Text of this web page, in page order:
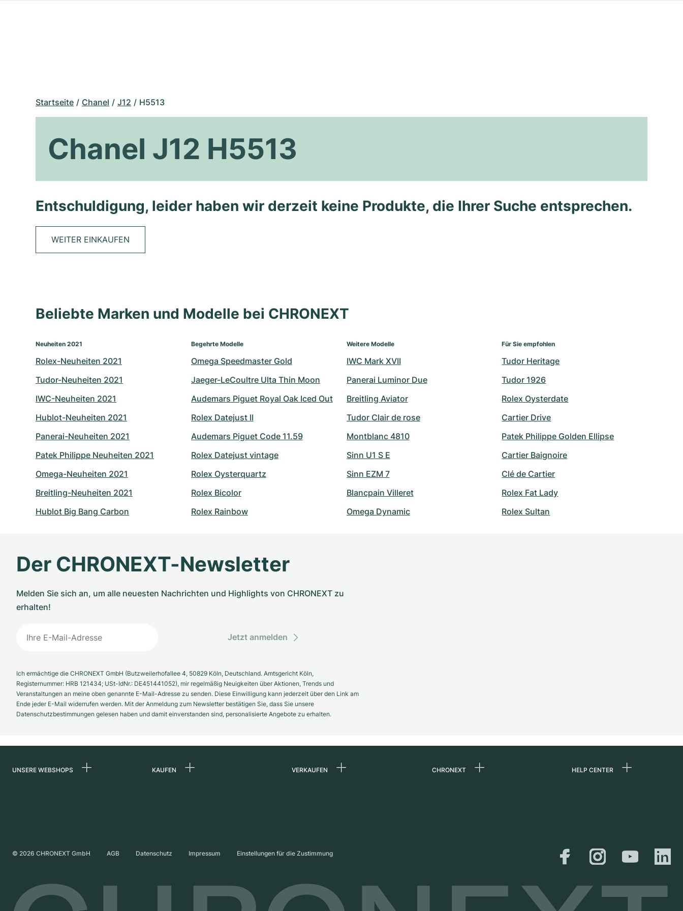
Startseite Chanel J12 H5513
Chanel J12 H5513
Entschuldigung, leider haben wir derzeit keine Produkte, die Ihrer Suche entsprechen.
WEITER EINKAUFEN
Beliebte Marken und Modelle bei CHRONEXT
Neuheiten 2021
Rolex-Neuheiten 2021
Tudor-Neuheiten 2021
IWC-Neuheiten 2021
Hublot-Neuheiten 2021
Panerai-Neuheiten 2021
Patek Philippe Neuheiten 2021
Omega-Neuheiten 2021
Breitling-Neuheiten 2021
Hublot Big Bang Carbon
Begehrte Modelle
Omega Speedmaster Gold
Jaeger-LeCoultre Ulta Thin Moon
Audemars Piguet Royal Oak Iced Out
Rolex Datejust II
Audemars Piguet Code 11.59
Rolex Datejust vintage
Rolex Oysterquartz
Rolex Bicolor
Rolex Rainbow
Weitere Modelle
IWC Mark XVII
Panerai Luminor Due
Breitling Aviator
Tudor Clair de rose
Montblanc 4810
Sinn U1 S E
Sinn EZM 7
Blancpain Villeret
Omega Dynamic
Für Sie empfohlen
Tudor Heritage
Tudor 1926
Rolex Oysterdate
Cartier Drive
Patek Philippe Golden Ellipse
Cartier Baignoire
Clé de Cartier
Rolex Fat Lady
Rolex Sultan
Der CHRONEXT-Newsletter
Melden Sie sich an, um alle neuesten Nachrichten und Highlights von CHRONEXT zu
erhalten!
Jetzt anmelden
Ich ermächtige die CHRONEXT GmbH (Butzweilerhofallee 4, 50829 Köln, Deutschland. Amtsgericht Köln,
Registernummer: HRB 121434; USt-IdNr.: DE451441052), mir regelmäßig Neuigkeiten über Aktionen, Trends und
Veranstaltungen an meine oben genannte E-Mail-Adresse zu senden. Diese Einwilligung kann jederzeit über den Link am
Ende jeder E-Mail widerrufen werden. Mit der Anmeldung zum Newsletter bestätigen Sie, dass Sie unsere
Datenschutzbestimmungen gelesen haben und damit einverstanden sind, personalisierte Angebote zu erhalten.
UNSERE WEBSHOPS
Vereinigtes Königreich
KAUFEN VERKAUFEN CHRONEXT HELP CENTER
Versand &
Rückgaberecht
© 2026 CHRONEXT GmbH AGB Datenschutz Impressum Einstellungen für die Zustimmung